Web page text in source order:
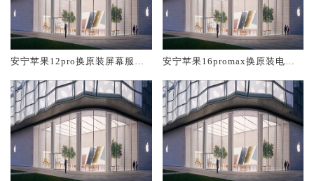
安宁苹果12pro换原装屏幕服务
安宁苹果16promax换原装电池